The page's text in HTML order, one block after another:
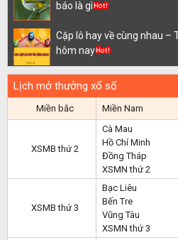
báo là gì
Cặp lô hay về cùng nhau –
hôm nay
Lịch mở thưởng xổ số
Miền bắc Miền Nam
XSMB thứ 2
Cà Mau
Hồ Chí Minh
Đồng Tháp
XSMN thứ 2
XSMB thứ 3
Bạc Liêu
Bến Tre
Vũng Tàu
XSMN thứ 3